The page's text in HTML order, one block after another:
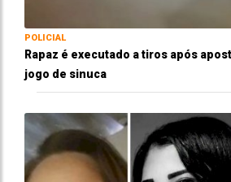
POLICIAL
Rapaz é executado a tiros após
jogo de sinuca